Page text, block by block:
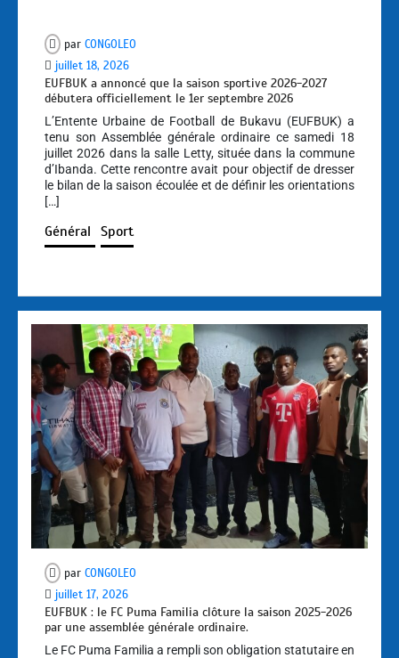
par CONGOLEO
juillet 18, 2026
EUFBUK a annoncé que la saison sportive 2026-2027
débutera officiellement le 1er septembre 2026
L’Entente Urbaine de Football de Bukavu (EUFBUK) a
tenu son Assemblée générale ordinaire ce samedi 18
juillet 2026 dans la salle Letty, située dans la commune
d’Ibanda. Cette rencontre avait pour objectif de dresser
le bilan de la saison écoulée et de définir les orientations
[…]
Général Sport
par CONGOLEO
juillet 17, 2026
EUFBUK : le FC Puma Familia clôture la saison 2025-2026
par une assemblée générale ordinaire.
Le FC Puma Familia a rempli son obligation statutaire en